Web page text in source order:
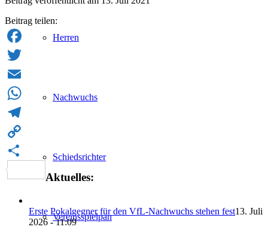
Herren
Nachwuchs
Schiedsrichter
Vereinsspielpan
Beitrag teilen:
Facebook
Twitter
Email
WhatsApp
Telegram
Copy
Link
Aktuelles:
Erste Pokalgegner für den VfL-Nachwuchs stehen fest13. Juli
2026 - 11:09